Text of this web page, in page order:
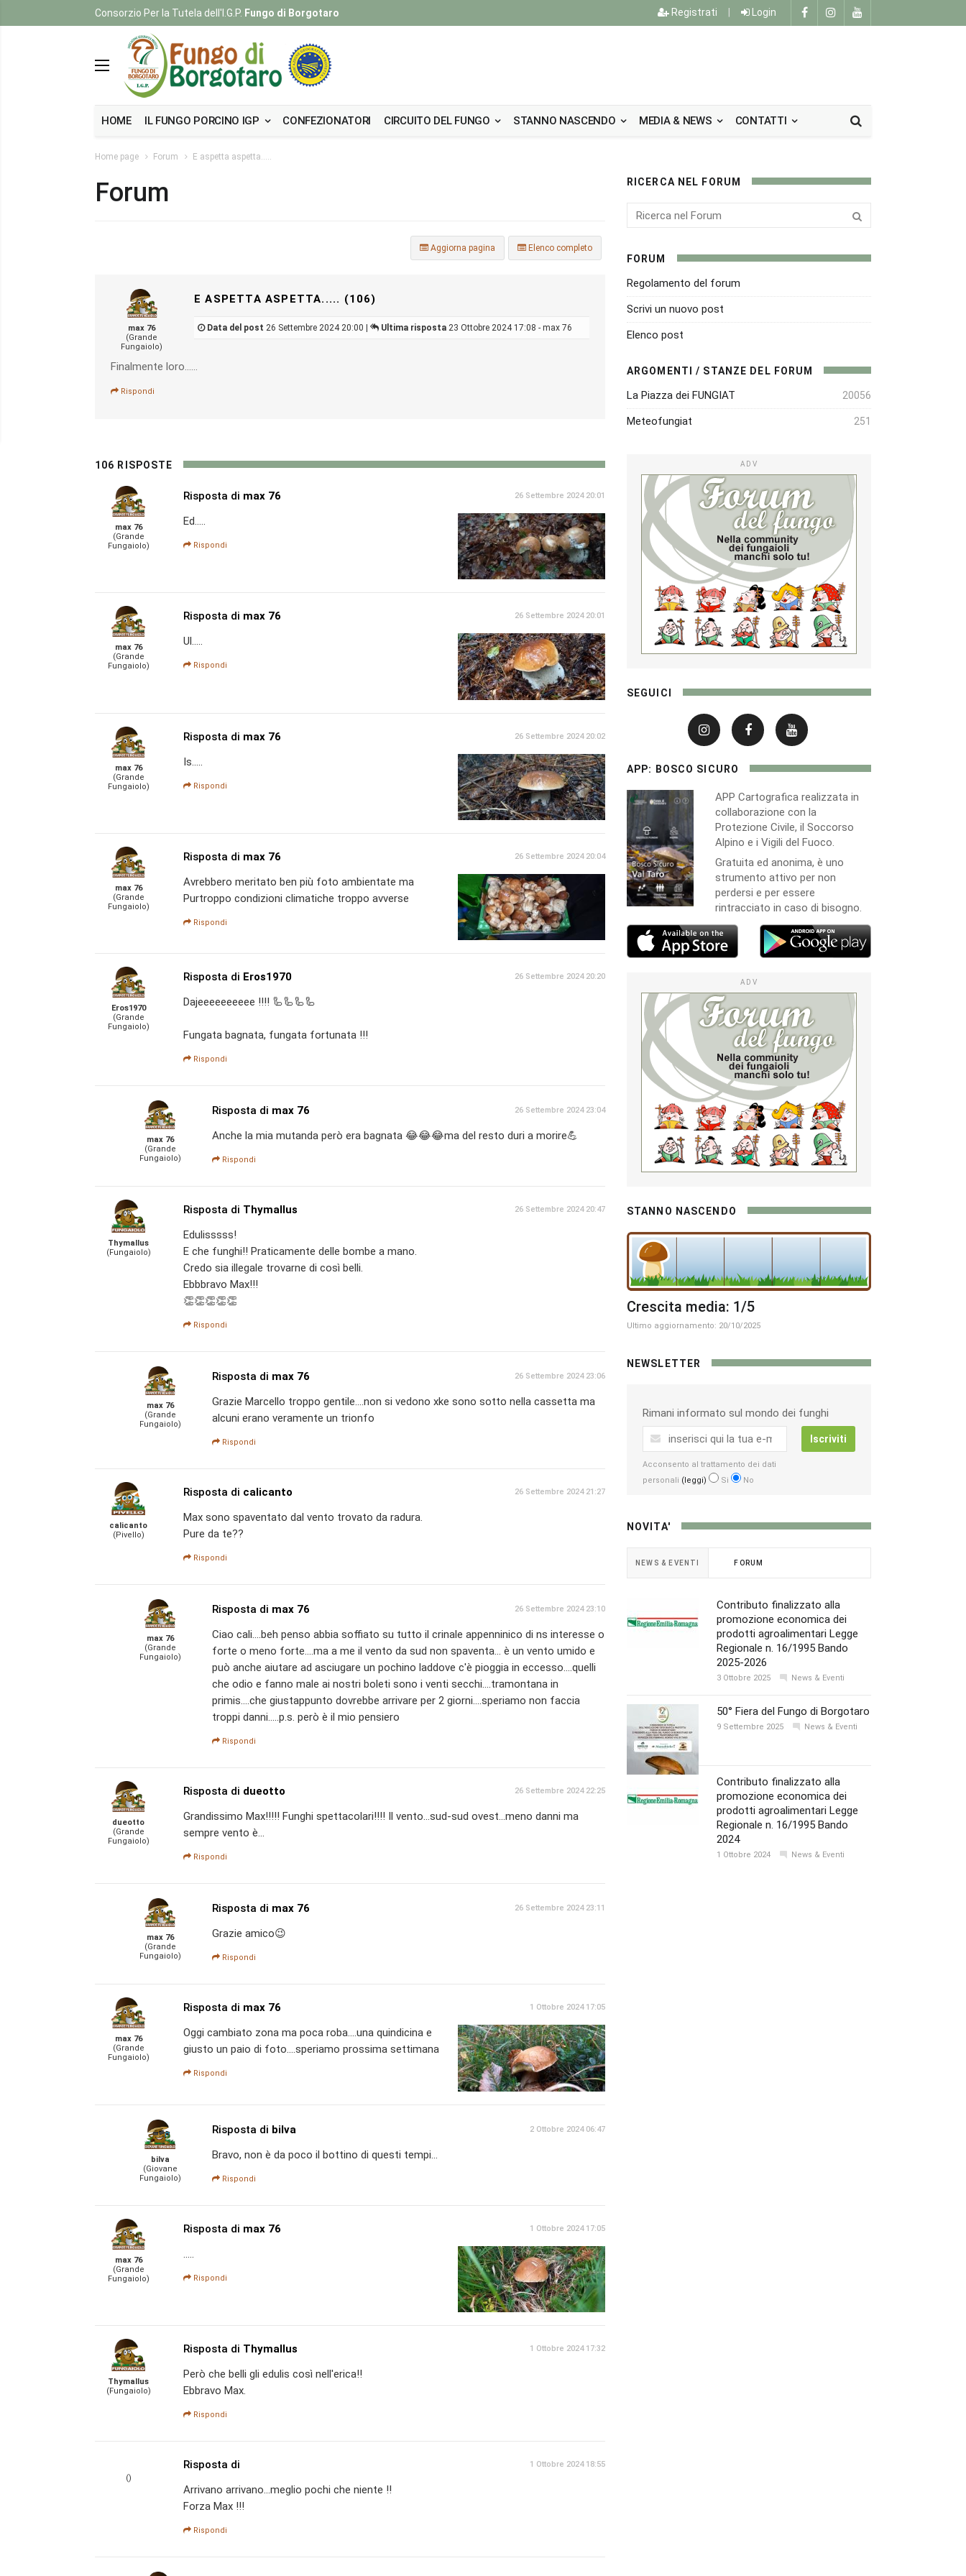
Consorzio Per la Tutela dell'I.G.P. Fungo di Borgotaro Registrati Login
HOME IL FUNGO PORCINO IGP CONFEZIONATORI CIRCUITO DEL FUNGO STANNO NASCENDO MEDIA & NEWS CONTATTI
Home page Forum E aspetta aspetta.....
Forum
Elenco completo
Aggiorna pagina
max 76
(Grande
Fungaiolo)
E ASPETTA ASPETTA..... (106)
Data del post 26 Settembre 2024 20:00 | Ultima risposta 23 Ottobre 2024 17:08 - max 76
Finalmente loro......
Rispondi
106 RISPOSTE
max 76
(Grande
Fungaiolo)
Risposta di max 76 26 Settembre 2024 20:01
Ed.....
Rispondi
max 76
(Grande
Fungaiolo)
Risposta di max 76 26 Settembre 2024 20:01
Ul.....
Rispondi
max 76
(Grande
Fungaiolo)
Risposta di max 76 26 Settembre 2024 20:02
Is.....
Rispondi
max 76
(Grande
Fungaiolo)
Risposta di max 76 26 Settembre 2024 20:04
Avrebbero meritato ben più foto ambientate ma
Purtroppo condizioni climatiche troppo avverse
Rispondi
Eros1970
(Grande
Fungaiolo)
Risposta di Eros1970 26 Settembre 2024 20:20
Dajeeeeeeeeee !!!! 🦾🦾🦾🦾
Fungata bagnata, fungata fortunata !!!
Rispondi
max 76
(Grande
Fungaiolo)
Risposta di max 76 26 Settembre 2024 23:04
Anche la mia mutanda però era bagnata 😂😂😂ma del resto duri a morire💪
Rispondi
Thymallus
(Fungaiolo)
Risposta di Thymallus 26 Settembre 2024 20:47
Edulisssss!
E che funghi!! Praticamente delle bombe a mano.
Credo sia illegale trovarne di così belli.
Ebbbravo Max!!!
👏👏👏👏👏
Rispondi
max 76
(Grande
Fungaiolo)
Risposta di max 76 26 Settembre 2024 23:06
Grazie Marcello troppo gentile....non si vedono xke sono sotto nella cassetta ma
alcuni erano veramente un trionfo
Rispondi
calicanto
(Pivello)
Risposta di calicanto 26 Settembre 2024 21:27
Max sono spaventato dal vento trovato da radura.
Pure da te??
Rispondi
max 76
(Grande
Fungaiolo)
Risposta di max 76 26 Settembre 2024 23:10
Ciao cali....beh penso abbia soffiato su tutto il crinale appenninico di ns interesse o
forte o meno forte....ma a me il vento da sud non spaventa... è un vento umido e
può anche aiutare ad asciugare un pochino laddove c'è pioggia in eccesso....quelli
che odio e fanno male ai nostri boleti sono i venti secchi....tramontana in
primis....che giustappunto dovrebbe arrivare per 2 giorni....speriamo non faccia
troppi danni.....p.s. però è il mio pensiero
Rispondi
dueotto
(Grande
Fungaiolo)
Risposta di dueotto 26 Settembre 2024 22:25
Grandissimo Max!!!!! Funghi spettacolari!!!! Il vento...sud-sud ovest...meno danni ma
sempre vento è...
Rispondi
max 76
(Grande
Fungaiolo)
Risposta di max 76 26 Settembre 2024 23:11
Grazie amico😉
Rispondi
max 76
(Grande
Fungaiolo)
Risposta di max 76 1 Ottobre 2024 17:05
Oggi cambiato zona ma poca roba....una quindicina e
giusto un paio di foto....speriamo prossima settimana
Rispondi
bilva
(Giovane
Fungaiolo)
Risposta di bilva 2 Ottobre 2024 06:47
Bravo, non è da poco il bottino di questi tempi...
Rispondi
max 76
(Grande
Fungaiolo)
Risposta di max 76 1 Ottobre 2024 17:05
.....
Rispondi
Thymallus
(Fungaiolo)
Risposta di Thymallus 1 Ottobre 2024 17:32
Però che belli gli edulis così nell'erica!!
Ebbravo Max.
Rispondi
()
Risposta di 1 Ottobre 2024 18:55
Arrivano arrivano...meglio pochi che niente !!
Forza Max !!!
Rispondi
RICERCA NEL FORUM
FORUM
Regolamento del forum
Scrivi un nuovo post
Elenco post
ARGOMENTI / STANZE DEL FORUM
La Piazza dei FUNGIAT 20056
Meteofungiat 251
ADV
SEGUICI
APP: BOSCO SICURO
APP Cartografica realizzata in
collaborazione con la
Protezione Civile, il Soccorso
Alpino e i Vigili del Fuoco.
Gratuita ed anonima, è uno
strumento attivo per non
perdersi e per essere
rintracciato in caso di bisogno.
ADV
STANNO NASCENDO
Crescita media: 1/5
Ultimo aggiornamento: 20/10/2025
NEWSLETTER
Rimani informato sul mondo dei funghi
Iscriviti
Acconsento al trattamento dei dati
personali (leggi) Si No
NOVITA'
NEWS & EVENTI FORUM
Contributo finalizzato alla
promozione economica dei
prodotti agroalimentari Legge
Regionale n. 16/1995 Bando
2025-2026
3 Ottobre 2025 News & Eventi
50° Fiera del Fungo di Borgotaro
9 Settembre 2025 News & Eventi
Contributo finalizzato alla
promozione economica dei
prodotti agroalimentari Legge
Regionale n. 16/1995 Bando
2024
1 Ottobre 2024 News & Eventi